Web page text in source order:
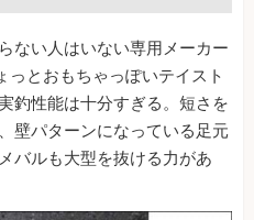
ない人はいない専用メーカー
とおもちゃっぽいテイスト
釣性能は十分すぎる。短さを
壁パターンになっている足元
バルも大型を抜ける力があ